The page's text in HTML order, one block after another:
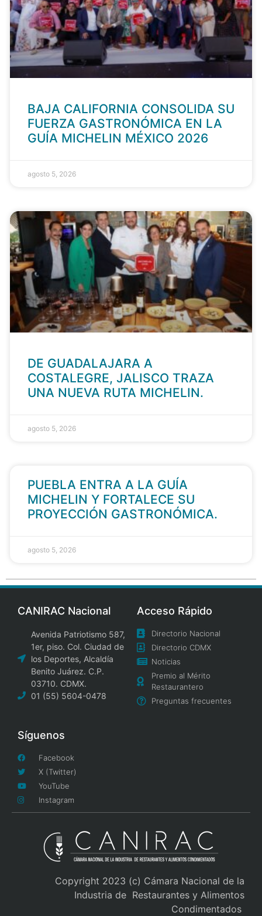
BAJA CALIFORNIA CONSOLIDA SU
FUERZA GASTRONÓMICA EN LA
GUÍA MICHELIN MÉXICO 2026
agosto 5, 2026
DE GUADALAJARA A
COSTALEGRE, JALISCO TRAZA
UNA NUEVA RUTA MICHELIN.
agosto 5, 2026
PUEBLA ENTRA A LA GUÍA
MICHELIN Y FORTALECE SU
PROYECCIÓN GASTRONÓMICA.
agosto 5, 2026
CANIRAC Nacional
Avenida Patriotismo 587,
1er, piso. Col. Ciudad de
los Deportes, Alcaldía
Benito Juárez. C.P.
03710. CDMX.
01 (55) 5604-0478
Acceso Rápido
Directorio Nacional
Directorio CDMX
Noticias
Premio al Mérito
Restaurantero
Preguntas frecuentes
Síguenos
Facebook
X (Twitter)
YouTube
Instagram
Copyright 2023 (c) Cámara Nacional de la
Industria de Restaurantes y Alimentos
Condimentados